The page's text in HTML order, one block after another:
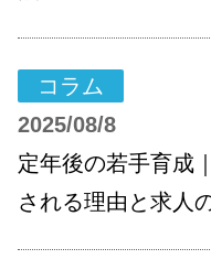
コラム
2025/08/8
定年後の若手育成
される理由と求人